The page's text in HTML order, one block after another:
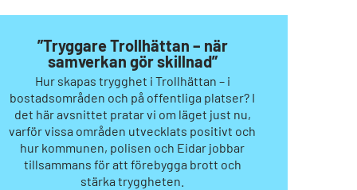
”Tryggare Trollhättan – när
samverkan gör skillnad”
Hur skapas trygghet i Trollhättan – i
bostadsområden och på offentliga platser? I
det här avsnittet pratar vi om läget just nu,
varför vissa områden utvecklats positivt och
hur kommunen, polisen och Eidar jobbar
tillsammans för att förebygga brott och
stärka tryggheten.